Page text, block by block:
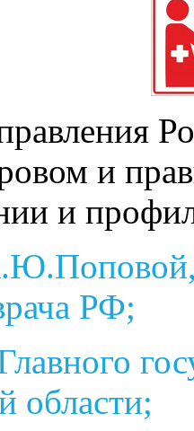
и
и
РФ;
области;